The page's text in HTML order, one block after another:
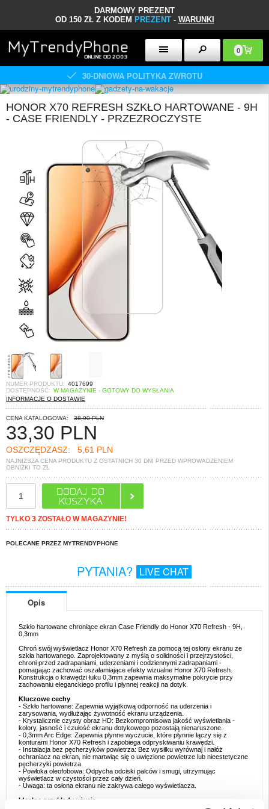
DARMOWY PREZENT
OD 150 ZŁ Z KODEM PREZENT- WARUNKI
0
30-DNIOWA POLITYKA ZWROTU
HONOR X70 REFRESH SZKŁO HARTOWANE - 9H
- CASE FRIENDLY - PRZEZROCZYSTE
NUMER PRODUKTU: 4017699
DOSTĘPNOŚĆ: W MAGAZYNIE - GOTOWY DO WYSŁANIA
INFORMACJE O DOSTAWIE
CENA KATALOGOWA: 38,90 PLN
33,30 PLN
OSZCZĘDZASZ: 5,61 PLN
NAJNIŻSZA CENA PRODUKTU Z OSTATNICH 30 DNI PRZED WPROWADZENIEM
OBNIŻKI TO ZŁ
TYLKO 3 ZOSTAŁO W MAGAZYNIE!
POLECANE PRZEZ MYTRENDYPHONE
PYTANIA? LIVE CHAT
Opis
Szkło hartowane chroniące ekran Case Friendly do Honor X70 Refresh - 9H,
0,3mm
Chroń swój wyświetlacz Honor X70 Refresh za pomocą tej osłony ekranu ze
szkła hartowanego. Zaprojektowany z myślą o solidności i przejrzystości,
chroni przed zadrapaniami, uderzeniami i codziennymi zadrapaniami -
pomagając zachować oszałamiające efekty wizualne Honor X70 Refresh.
Konstrukcja o krawędzi łuku 0,3mm zapewnia maksymalne pokrycie przy
zachowaniu eleganckiego profilu i płynnej reakcji na dotyk.
Kluczowe cechy
- Szkło hartowane: Zapewnia wyjątkową odporność na uderzenia i
zarysowania, wydłużając żywotność ekranu urządzenia.
- Krystalicznie czysty obraz HD: Bezkompromisowa jakość wyświetlania -
kolory, jasność i czułość ekranu dotykowego pozostają nienaruszone.
- 0,3mm Arc Edge: Zapewnia płynne wyczucie, które płynnie łączy się z
konturami Honor X70 Refresh i zapobiega odpryskiwaniu krawędzi.
- Instalacja bez pęcherzyków powietrza: Bez wysiłku wyrównaj i nałóż
ochraniacz na ekran, nie martwiąc się o uwięzione powietrze lub nieestetyczne
pęcherzyki powietrza.
- Powłoka oleofobowa: Odpycha odciski palców i smugi, utrzymując
wyświetlacz w czystości przez cały dzień.
- Uwaga: ta osłona ekranu nie zakrywa całego wyświetlacza.
Idealne przykłady użycia
- Codzienna ochrona: Zapobiegaj uszkodzeniom ekranu Honor X70 Refresh